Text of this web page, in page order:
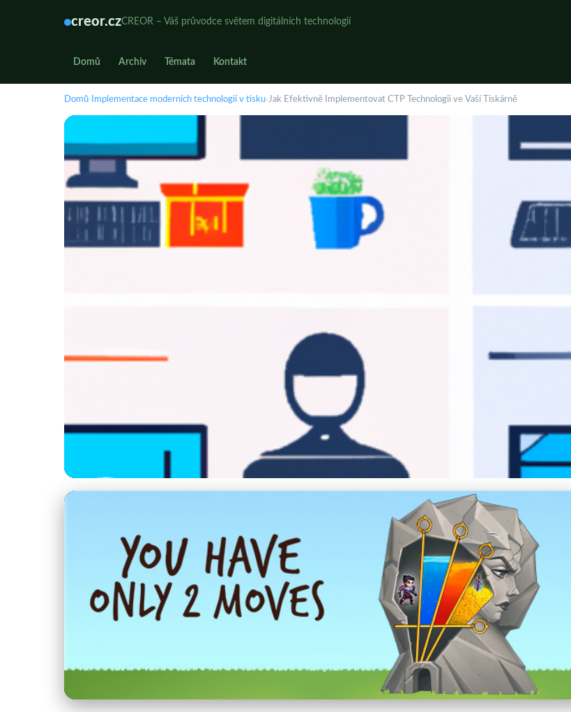
creor.czCREOR – Váš průvodce světem digitálních technologií
Domů Archiv Témata Kontakt
Domů› Implementace moderních technologií v tisku›Jak Efektivně Implementovat CTP Technologii ve Vaší Tiskárně
Jak Efektivně Implementovat CTP
29. 5. 2025· 4 min čtení · Autor: Michal Urban